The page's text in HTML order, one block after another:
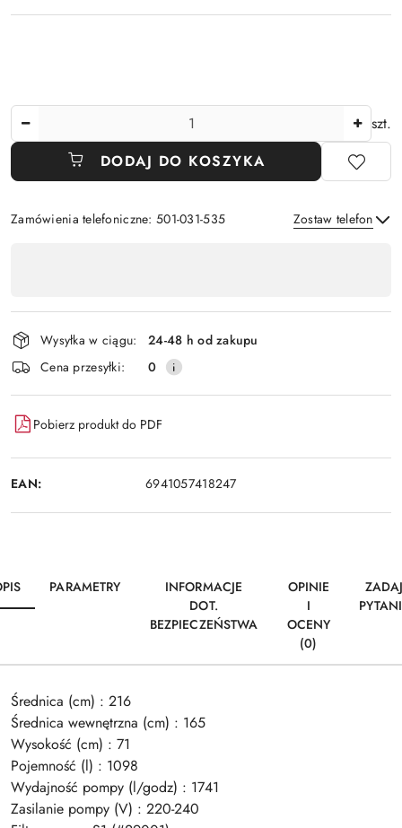
szt.
DODAJ DO KOSZYKA
Zamówienia telefoniczne: 501-031-535 Zostaw telefon
płatność
i
dostawa
Wysyłka w ciągu:
24-48 h od zakupu
Cena przesyłki:
0
Pobierz produkt do PDF
EAN: 6941057418247
PARAMETRY
INFORMACJE
DOT.
BEZPIECZEŃSTWA
OPINIE
I
OCENY
(0)
Średnica (cm) : 216
Średnica wewnętrzna (cm) : 165
Wysokość (cm) : 71
Pojemność (l) : 1098
Wydajność pompy (l/godz) : 1741
Zasilanie pompy (V) : 220-240